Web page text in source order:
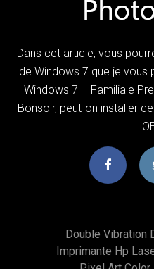
Dans cet article, vous
de Windows 7 que je vous
Windows 7 – Familiale
Bonsoir, peut-on installer
Double Vibration
Imprimante Hp